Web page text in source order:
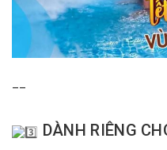
DÀNH RIÊNG